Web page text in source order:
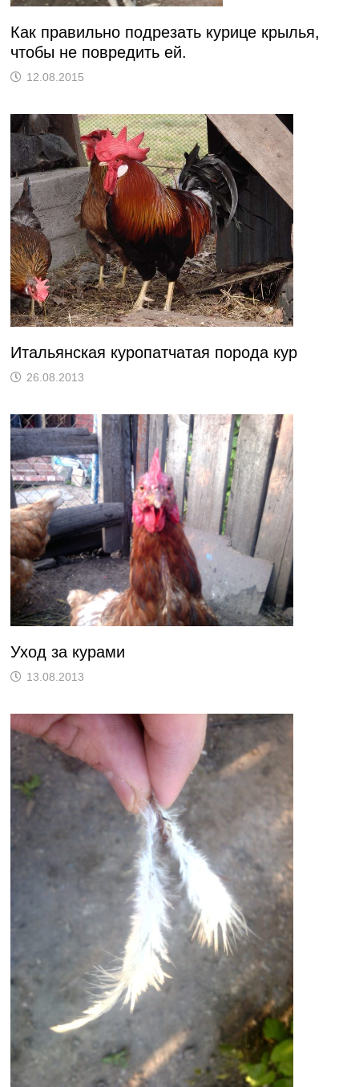
Как правильно подрезать курице крылья,
чтобы не повредить ей.
12.08.2015
Итальянская куропатчатая порода кур
26.08.2013
Уход за курами
13.08.2013